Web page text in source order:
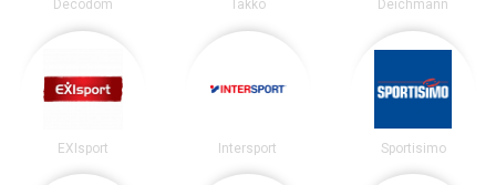
Decodom Takko Deichmann
EXIsport Intersport Sportisimo